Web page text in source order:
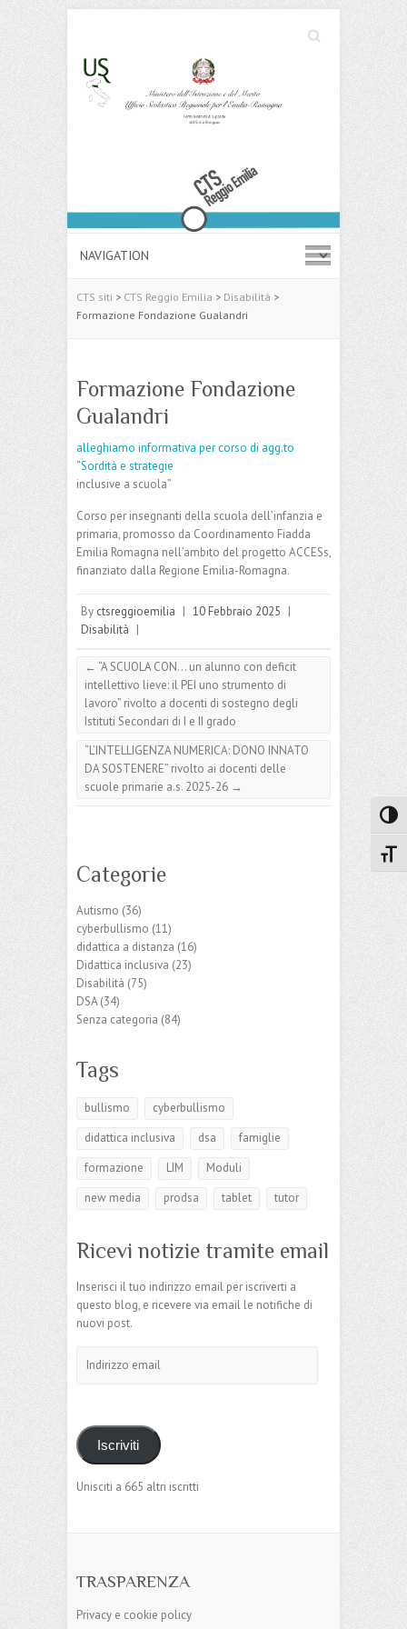
Search
Cerca
CTS siti > CTS Reggio Emilia > Disabilità >
Formazione Fondazione Gualandri
Formazione Fondazione
Gualandri
alleghiamo informativa per corso di agg.to
“Sordità e strategie
inclusive a scuola”
Corso per insegnanti della scuola dell’infanzia e
primaria, promosso da Coordinamento Fiadda
Emilia Romagna nell’ambito del progetto ACCESs,
finanziato dalla Regione Emilia-Romagna.
By ctsreggioemilia | 10 Febbraio 2025 |
Disabilità |
← “A SCUOLA CON… un alunno con deficit
intellettivo lieve: il PEI uno strumento di
lavoro” rivolto a docenti di sostegno degli
Istituti Secondari di I e II grado
“L’INTELLIGENZA NUMERICA: DONO INNATO
DA SOSTENERE” rivolto ai docenti delle
scuole primarie a.s. 2025-26 →
Categorie
Autismo (36)
cyberbullismo (11)
didattica a distanza (16)
Didattica inclusiva (23)
Disabilità (75)
DSA(34)
Senza categoria (84)
Tags
bullismo
cyberbullismo
didattica inclusiva
dsa
famiglie
formazione
LIM
Moduli
new media
prodsa tablet tutor
Ricevi notizie tramite email
Inserisci il tuo indirizzo email per iscriverti a
questo blog, e ricevere via email le notifiche di
nuovi post.
email
Iscriviti
Unisciti a 665 altri iscritti
TRASPARENZA
Privacy e cookie policy